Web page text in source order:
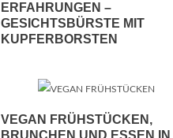
ERFAHRUNGEN –
GESICHTSBÜRSTE MIT
KUPFERBORSTEN
VEGAN FRÜHSTÜCKEN,
BRUNCHEN UND ESSEN IN